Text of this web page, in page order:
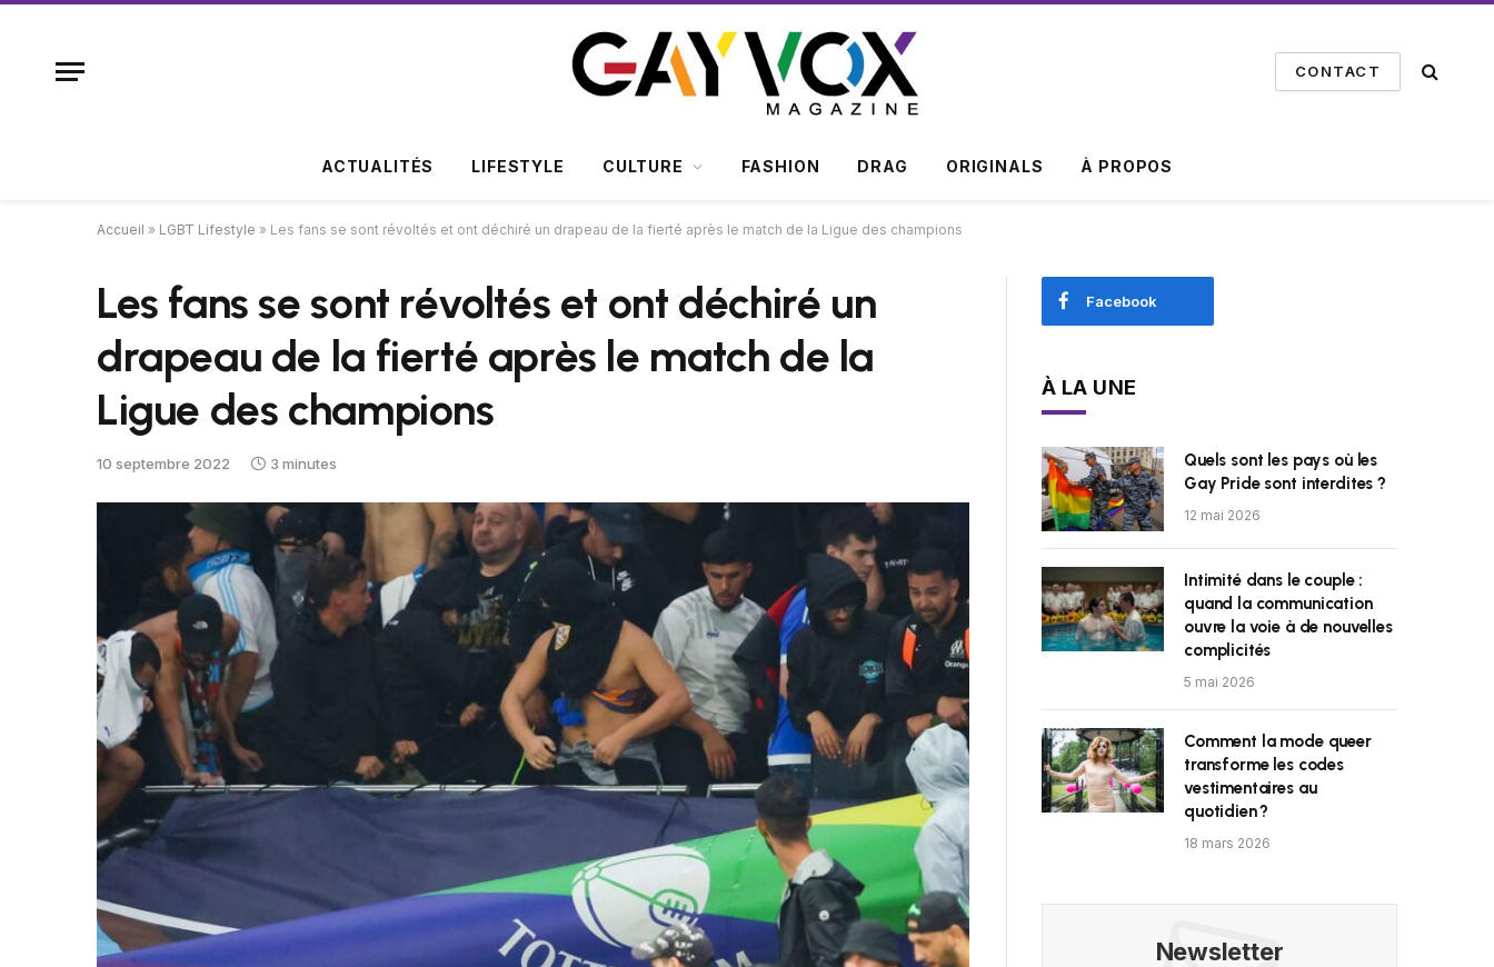
CONTACT
ACTUALITÉS LIFESTYLE CULTURE FASHION DRAG ORIGINALS À PROPOS
Accueil » LGBT Lifestyle » Les fans se sont révoltés et ont déchiré un drapeau de la fierté après le match de la Ligue des champions
Les fans se sont révoltés et ont déchiré un
drapeau de la fierté après le match de la
Ligue des champions
10 septembre 2022 3 minutes
Facebook
À LA UNE
Quels sont les pays où les
Gay Pride sont interdites ?
12 mai 2026
Intimité dans le couple :
quand la communication
ouvre la voie à de nouvelles
complicités
5 mai 2026
Comment la mode queer
transforme les codes
vestimentaires au
quotidien ?
18 mars 2026
Newsletter